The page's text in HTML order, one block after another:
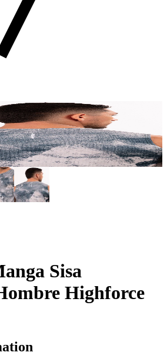
Sisa
Highforce